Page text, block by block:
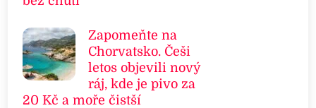
Zapomeňte na
Chorvatsko. Češi
letos objevili nový
ráj, kde je pivo za
20 Kč a moře čistší